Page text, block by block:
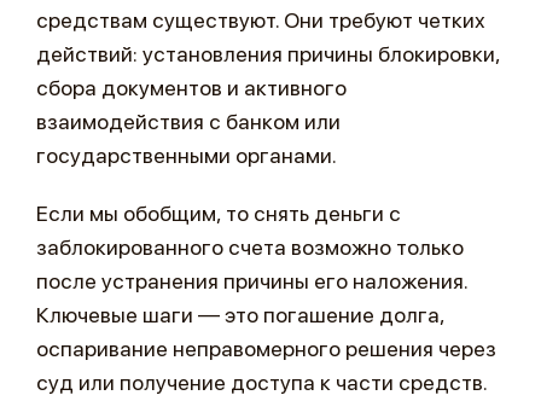
средствам существуют. Они требуют четких
действий: установления причины блокировки,
сбора документов и активного
взаимодействия с банком или
государственными органами.
Если мы обобщим, то снять деньги с
заблокированного счета возможно только
после устранения причины его наложения.
Ключевые шаги — это погашение долга,
оспаривание неправомерного решения через
суд или получение доступа к части средств.